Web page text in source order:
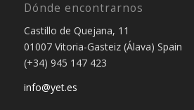
Dónde encontrarnos
Castillo de Quejana, 11
01007 Vitoria-Gasteiz (Álava) Spain
(+34) 945 147 423
info@yet.es